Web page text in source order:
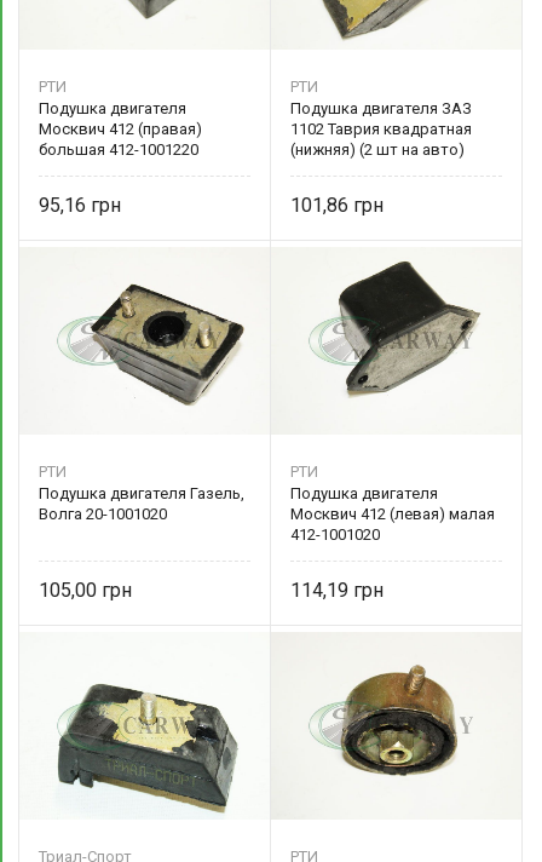
РТИ
Подушка двигателя
Москвич 412 (правая)
большая 412-1001220
95,16
РТИ
Подушка двигателя ЗАЗ
1102 Таврия квадратная
(нижняя) (2 шт на авто)
101,86
РТИ
Подушка двигателя Газель,
Волга 20-1001020
105,00
РТИ
Подушка двигателя
Москвич 412 (левая) малая
412-1001020
114,19
Триал-Спорт РТИ